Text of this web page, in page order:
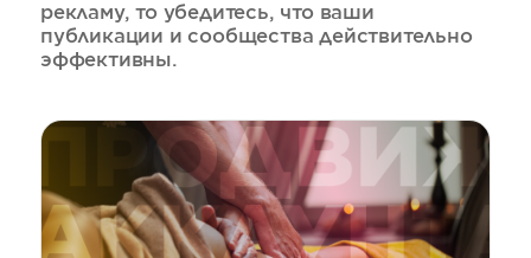
рекламу, то убедитесь, что ваши
публикации и сообщества действительно
эффективны.